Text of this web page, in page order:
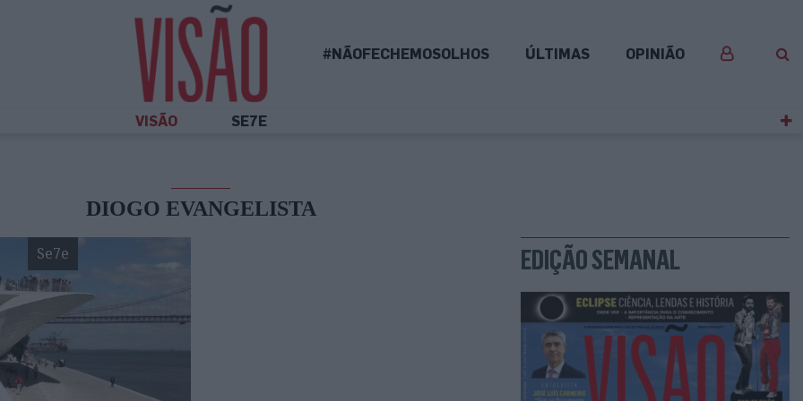
#NÃOFECHEMOSOLHOS ÚLTIMAS OPINIÃO
VISÃO SE7E
DIOGO EVANGELISTA
Se7e EDIÇÃO SEMANAL